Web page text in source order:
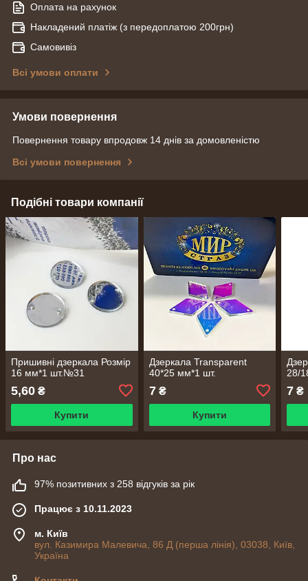
Оплата на рахунок
Накладений платіж (з передоплатою 200грн)
Самовивіз
Всі умови оплати
Умови повернення
Повернення товару впродовж 14 днів за домовленістю
Всі умови повернення
Подібні товари компанії
Пришивні дзеркала Розмір
16 мм*1 шт.№31
5,60 ₴
Купити
Дзеркала Transparent
40*25 мм*1 шт.
7₴
Купити
28/
7 ₴
Про нас
97% позитивних з 258 відгуків за рік
Працює з 10.11.2023
м. Київ
вул. Казимира Малевича, 86 Д (перша лінія), 03038, Київ,
Україна